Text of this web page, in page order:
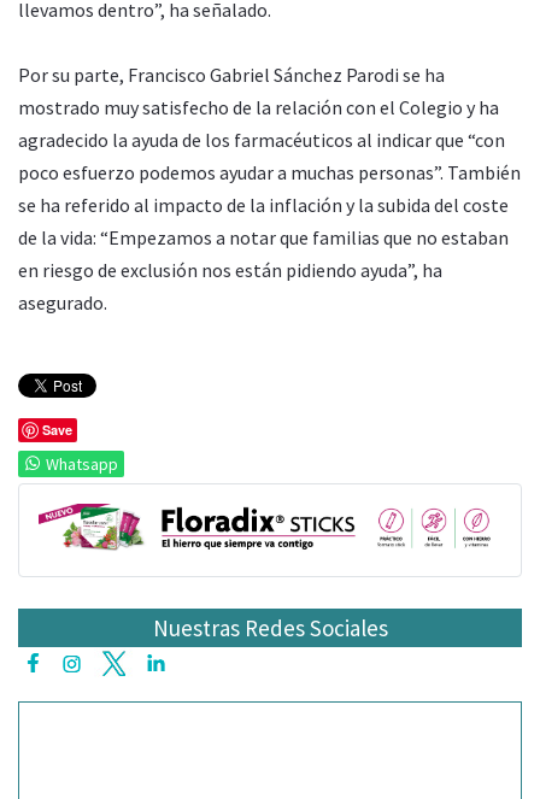
llevamos dentro”, ha señalado.
Por su parte, Francisco Gabriel Sánchez Parodi se ha
mostrado muy satisfecho de la relación con el Colegio y ha
agradecido la ayuda de los farmacéuticos al indicar que “con
poco esfuerzo podemos ayudar a muchas personas”. También
se ha referido al impacto de la inflación y la subida del coste
de la vida: “Empezamos a notar que familias que no estaban
en riesgo de exclusión nos están pidiendo ayuda”, ha
asegurado.
Save
Whatsapp
Nuestras Redes Sociales